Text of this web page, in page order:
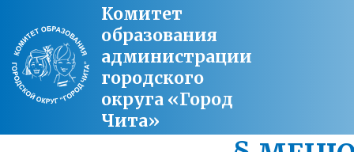
Комитет
образования
администрации
городского
округа «Город
Чита»